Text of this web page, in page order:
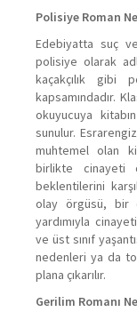
Polisiye Roman
Edebiyatta suç
polisiye olarak
kaçakçılık gibi
kapsamındadır.
okuyucuya
sunulur.
muhtemel olan
birlikte cinayeti
beklentilerini
olay örgüsü, bir
yardımıyla
ve üst sınıf
nedenleri ya da
plana çıkarılır.
Gerilim Romanı